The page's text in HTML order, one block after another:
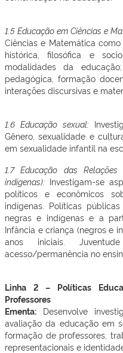
1.5 Educação em Ciências e
Ciências e Matemática
histórica, filosófica e
modalidades da
pedagógica, formação
interações discursivas e
1.6 Educação sexual:
Gênero, sexualidade e
em sexualidade infantil na
1.7 Educação das
indígenas): Investigam-se
políticos e econômicos
indígenas. Políticas
negras e indígenas e a
Infância e criança (negros e
anos iniciais.
acesso/permanência no
Linha 2 – Políticas
Professores
Ementa: Desenvolve
avaliação da educação em
formação de professores,
representacionais e